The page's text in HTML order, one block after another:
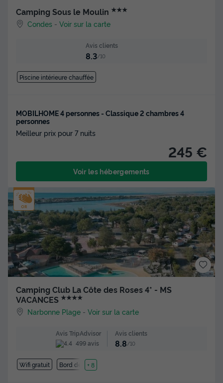
Camping Sous le Moulin ★★★
Condes -Voir sur la carte
Avis clients
8.3/10
Piscine intérieure chauffée
MOBILHOME 4 personnes - Classique 2 chambres 4
personnes
Meilleur prix pour 7 nuits
245 €
Voir les hébergements
Camping Club La Côte des Roses 4* - MS
VACANCES ★★★★
Narbonne Plage -Voir sur la carte
Avis TripAdvisor
499 avis
Avis clients
8.8/10
Wifi gratuit Bord de mer
+ 8